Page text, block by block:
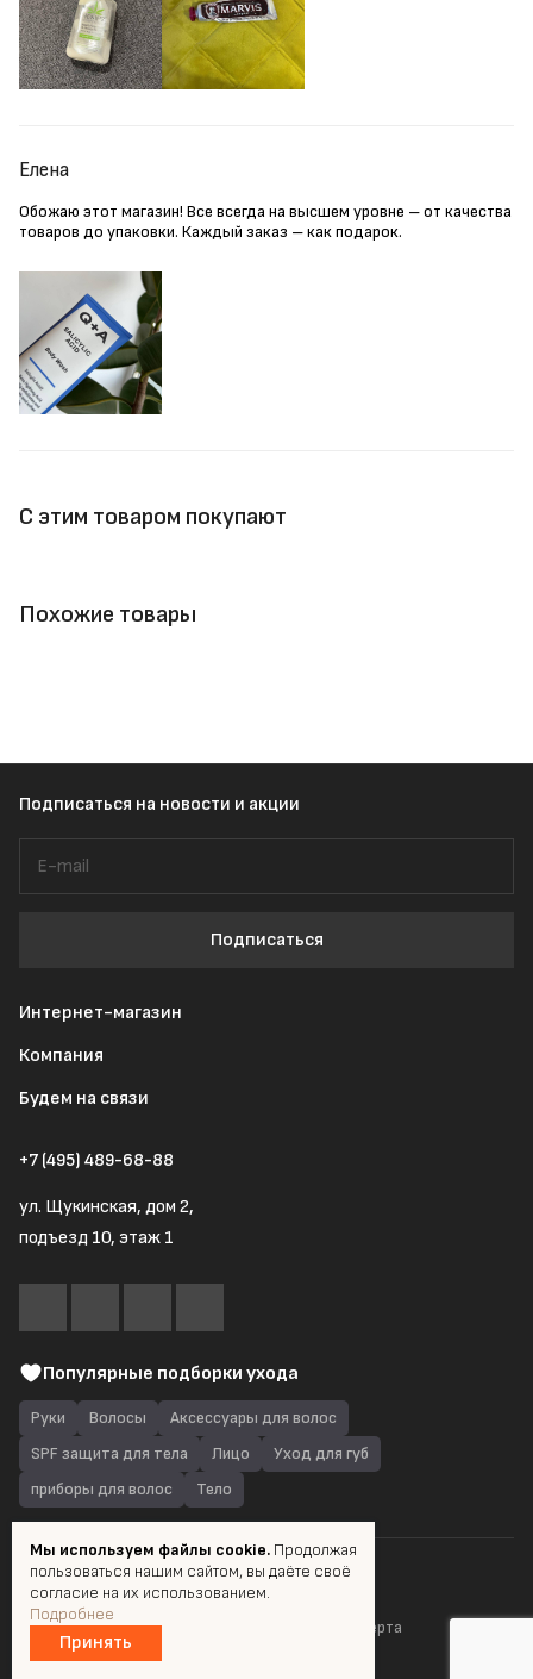
Елена
Обожаю этот магазин! Все всегда на высшем уровне – от качества
товаров до упаковки. Каждый заказ – как подарок.
С этим товаром покупают
Похожие товары
Подписаться на новости и акции
Подписаться
Интернет-магазин
Компания
Будем на связи
+7 (495) 489-68-88
ул. Щукинская, дом 2,
подъезд 10, этаж 1
Популярные подборки ухода
Руки Волосы
Аксессуары для волос
SPF защита для тела
Лицо
Уход для губ
приборы для волос
Тело
© 2026 Quantum Shop.ru
Пользовательское соглашение
Публичная оферта
Мы используем файлы cookie. Продолжая
пользоваться нашим сайтом, вы даёте своё
согласие на их использованием.
Подробнее
Принять